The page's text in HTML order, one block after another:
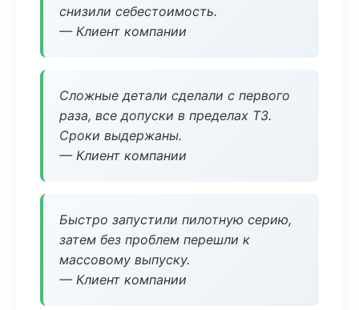
снизили себестоимость.
— Клиент компании
Сложные детали сделали с первого
раза, все допуски в пределах ТЗ.
Сроки выдержаны.
— Клиент компании
Быстро запустили пилотную серию,
затем без проблем перешли к
массовому выпуску.
— Клиент компании